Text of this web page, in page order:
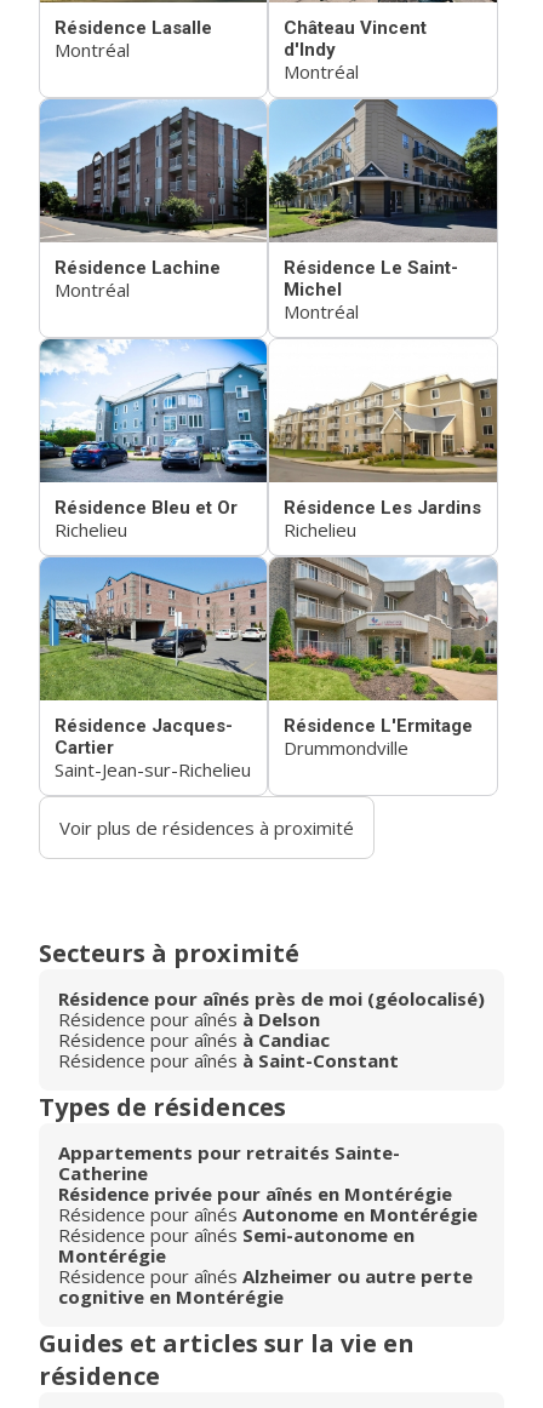
Résidence Lasalle
Montréal
Château Vincent
d'Indy
Montréal
Résidence Lachine
Montréal
Résidence Le Saint-
Michel
Montréal
Résidence Bleu et Or
Richelieu
Résidence Les Jardins
Richelieu
Résidence Jacques-
Cartier
Saint-Jean-sur-Richelieu
Résidence L'Ermitage
Drummondville
Voir plus de résidences à proximité
Secteurs à proximité
Résidence pour aînés près de moi (géolocalisé)
Résidence pour aînés à Delson
Résidence pour aînés à Candiac
Résidence pour aînés à Saint-Constant
Types de résidences
Appartements pour retraités Sainte-
Catherine
Résidence privée pour aînés en Montérégie
Résidence pour aînés Autonome en Montérégie
Résidence pour aînés Semi-autonome en
Montérégie
Résidence pour aînés Alzheimer ou autre perte
cognitive en Montérégie
Guides et articles sur la vie en
résidence